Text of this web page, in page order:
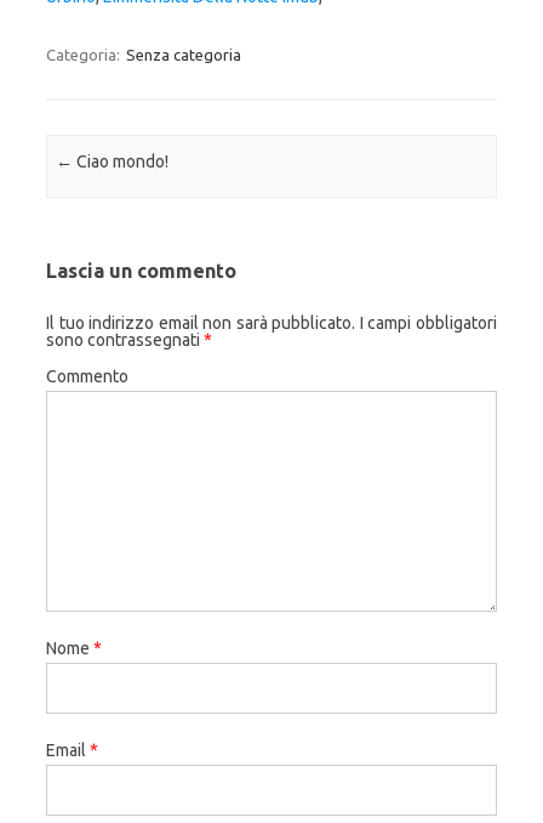
Categoria: Senza categoria
Navigazione articolo
← Ciao mondo!
Lascia un commento
Il tuo indirizzo email non sarà pubblicato. I campi obbligatori
sono contrassegnati *
Commento
Nome *
Email *